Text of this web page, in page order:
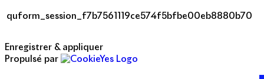
quform_session_f7b7561119ce574f5bfbe00eb8880b70
Enregistrer & appliquer
Propulsé par